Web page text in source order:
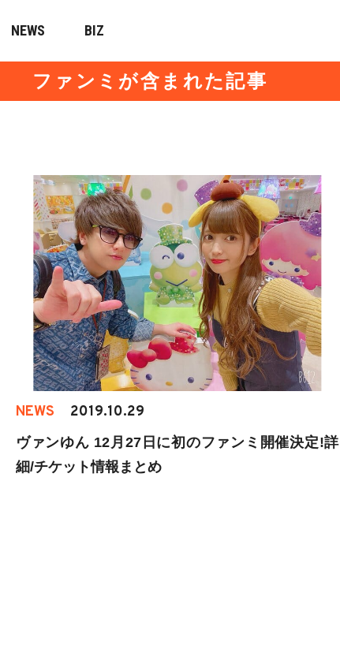
NEWS BIZ
ファンミが含まれた記事
NEWS 2019.10.29
ヴァンゆん 12月27日に初のファンミ開催決定!詳
細/チケット情報まとめ